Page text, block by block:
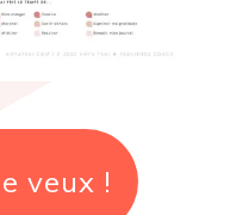
veux !